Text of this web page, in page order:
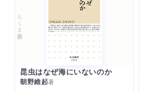
ちくま新書
昆虫はなぜ海にいないのか
朝野維起著